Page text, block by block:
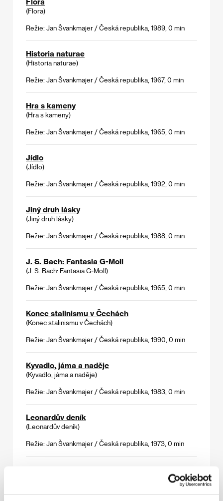
(Flora)
Režie: Jan Švankmajer / Česká republika, 1989, 0 min
Historia naturae
(Historia naturae)
Režie: Jan Švankmajer / Česká republika, 1967, 0 min
Hra s kameny
(Hra s kameny)
Režie: Jan Švankmajer / Česká republika, 1965, 0 min
Jídlo
(Jídlo)
Režie: Jan Švankmajer / Česká republika, 1992, 0 min
Jiný druh lásky
(Jiný druh lásky)
Režie: Jan Švankmajer / Česká republika, 1988, 0 min
J. S. Bach: Fantasia G-Moll
(J. S. Bach: Fantasia G-Moll)
Režie: Jan Švankmajer / Česká republika, 1965, 0 min
Konec stalinismu v Čechách
(Konec stalinismu v Čechách)
Režie: Jan Švankmajer / Česká republika, 1990, 0 min
Kyvadlo, jáma a naděje
(Kyvadlo, jáma a naděje)
Režie: Jan Švankmajer / Česká republika, 1983, 0 min
Leonardův deník
(Leonardův deník)
Režie: Jan Švankmajer / Česká republika, 1973, 0 min